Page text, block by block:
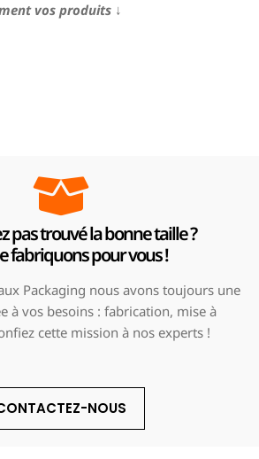
vos produits ↓
pas trouvé la bonne taille ?
fabriquons pour vous !
Packaging nous avons toujours une
à vos besoins : fabrication, mise à
cette mission à nos experts !
NOUS